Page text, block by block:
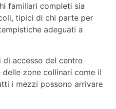
familiari completi sia
tipici di chi parte per
adeguati a
accesso del centro
zone collinari come il
i mezzi possono arrivare